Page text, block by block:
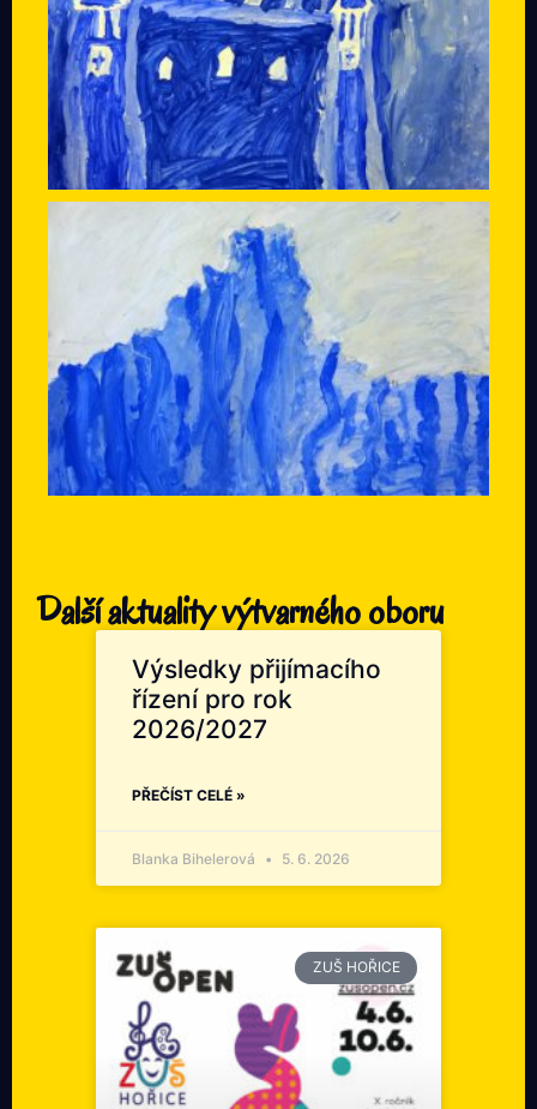
Další aktuality výtvarného oboru
Výsledky přijímacího
řízení pro rok
2026/2027
PŘEČÍST CELÉ »
Blanka Bihelerová 5. 6. 2026
ZUŠ HOŘICE